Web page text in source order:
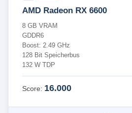
AMD Radeon RX 6600
8 GB VRAM
GDDR6
Boost: 2.49 GHz
128 Bit Speicherbus
132 W TDP
Score: 16.000